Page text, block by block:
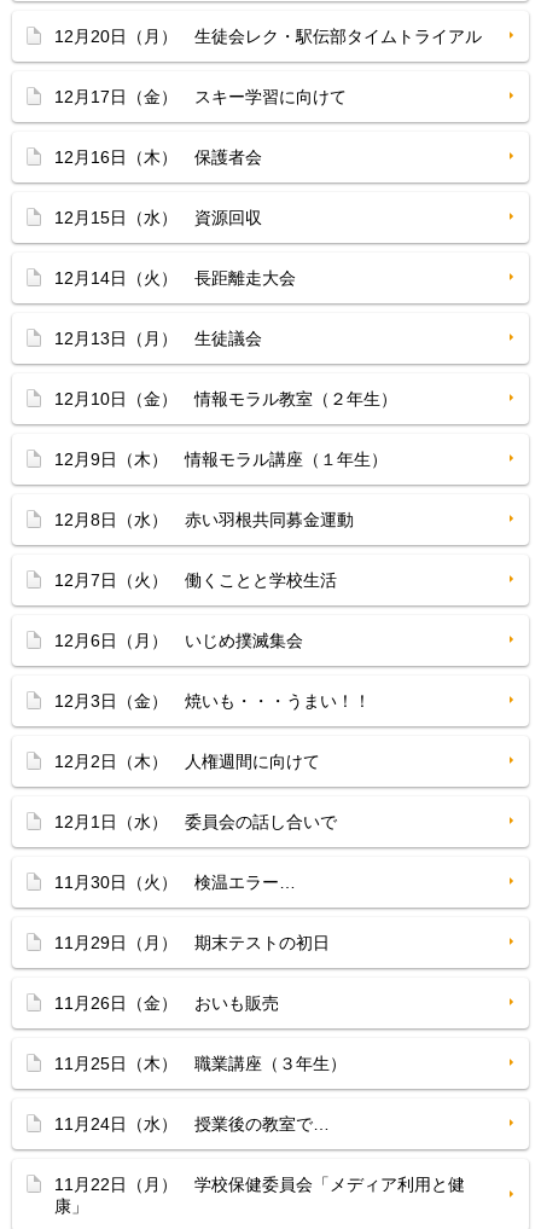
12月20日（月） 生徒会レク・駅伝部タイムトライアル
12月17日（金） スキー学習に向けて
12月16日（木） 保護者会
12月15日（水） 資源回収
12月14日（火） 長距離走大会
12月13日（月） 生徒議会
12月10日（金） 情報モラル教室（２年生）
12月9日（木） 情報モラル講座（１年生）
12月8日（水） 赤い羽根共同募金運動
12月7日（火） 働くことと学校生活
12月6日（月） いじめ撲滅集会
12月3日（金） 焼いも・・・うまい！！
12月2日（木） 人権週間に向けて
12月1日（水） 委員会の話し合いで
11月30日（火） 検温エラー…
11月29日（月） 期末テストの初日
11月26日（金） おいも販売
11月25日（木） 職業講座（３年生）
11月24日（水） 授業後の教室で…
11月22日（月） 学校保健委員会「メディア利用と健
康」